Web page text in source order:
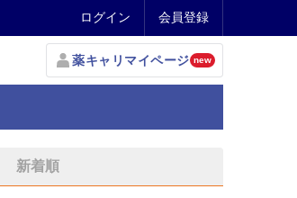
ログイン 会員登録
薬キャリマイページ new
新着順